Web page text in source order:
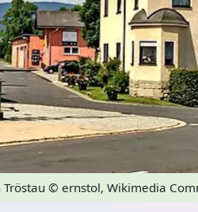
© ernstol, Wikimedia